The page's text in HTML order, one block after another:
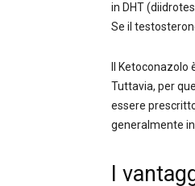
in DHT
Se il
Il
Tuttavia, per
essere
generalmente
I